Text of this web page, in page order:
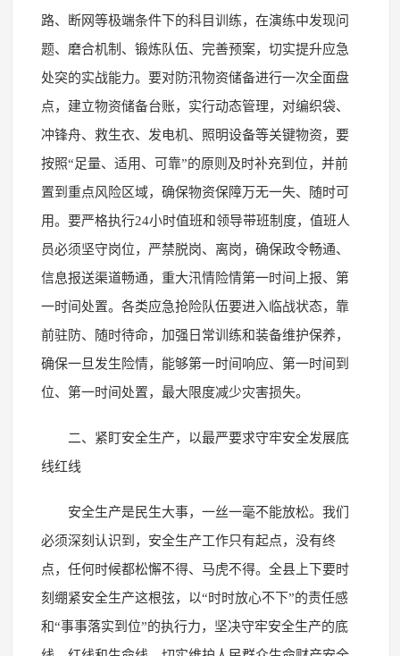
路、断网等极端条件下的科目训练，在演练中发现问
题、磨合机制、锻炼队伍、完善预案，切实提升应急
处突的实战能力。要对防汛物资储备进行一次全面盘
点，建立物资储备台账，实行动态管理，对编织袋、
冲锋舟、救生衣、发电机、照明设备等关键物资，要
按照“足量、适用、可靠”的原则及时补充到位，并前
置到重点风险区域，确保物资保障万无一失、随时可
用。要严格执行24小时值班和领导带班制度，值班人
员必须坚守岗位，严禁脱岗、离岗，确保政令畅通、
信息报送渠道畅通，重大汛情险情第一时间上报、第
一时间处置。各类应急抢险队伍要进入临战状态，靠
前驻防、随时待命，加强日常训练和装备维护保养，
确保一旦发生险情，能够第一时间响应、第一时间到
位、第一时间处置，最大限度减少灾害损失。
二、紧盯安全生产，以最严要求守牢安全发展底
线红线
安全生产是民生大事，一丝一毫不能放松。我们
必须深刻认识到，安全生产工作只有起点，没有终
点，任何时候都松懈不得、马虎不得。全县上下要时
刻绷紧安全生产这根弦，以“时时放心不下”的责任感
和“事事落实到位”的执行力，坚决守牢安全生产的底